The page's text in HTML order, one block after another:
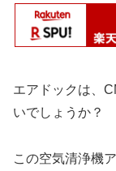
エアドックは、
いでしょうか？
この空気清浄機